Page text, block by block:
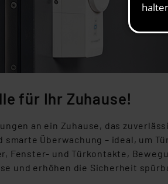
für Ihr Zuhause!
an ein Zuhause, das
Überwachung – ideal, um
Fenster- und Türkontakte,
und erhöhen die Sicherheit